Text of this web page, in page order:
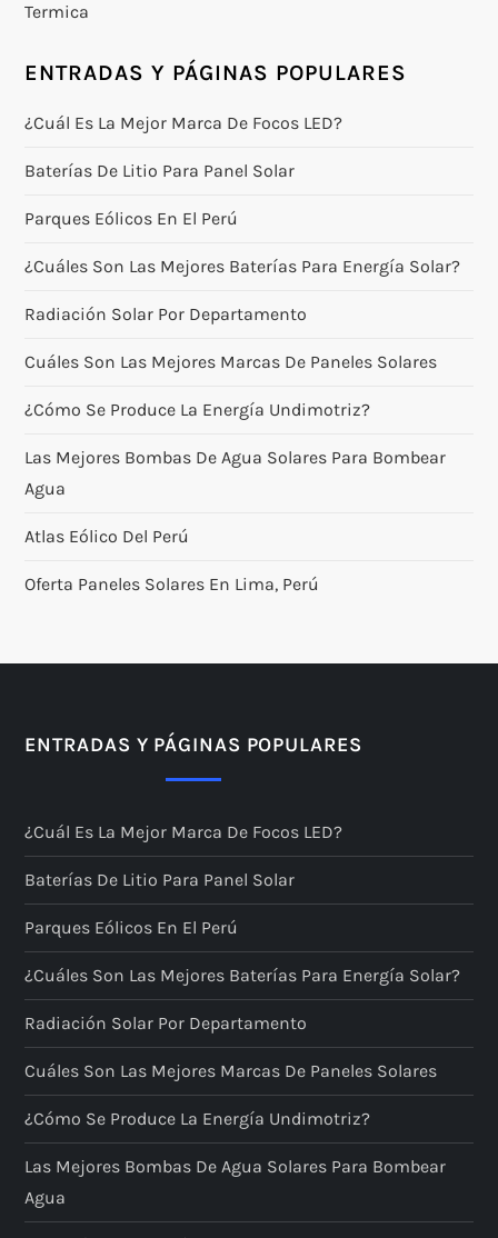
Termica
ENTRADAS Y PÁGINAS POPULARES
¿Cuál Es La Mejor Marca De Focos LED?
Baterías De Litio Para Panel Solar
Parques Eólicos En El Perú
¿Cuáles Son Las Mejores Baterías Para Energía Solar?
Radiación Solar Por Departamento
Cuáles Son Las Mejores Marcas De Paneles Solares
¿Cómo Se Produce La Energía Undimotriz?
Las Mejores Bombas De Agua Solares Para Bombear
Agua
Atlas Eólico Del Perú
Oferta Paneles Solares En Lima, Perú
ENTRADAS Y PÁGINAS POPULARES
¿Cuál Es La Mejor Marca De Focos LED?
Baterías De Litio Para Panel Solar
Parques Eólicos En El Perú
¿Cuáles Son Las Mejores Baterías Para Energía Solar?
Radiación Solar Por Departamento
Cuáles Son Las Mejores Marcas De Paneles Solares
¿Cómo Se Produce La Energía Undimotriz?
Las Mejores Bombas De Agua Solares Para Bombear
Agua